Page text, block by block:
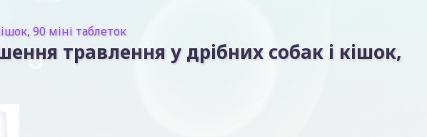
90 міні таблеток
травлення у дрібних собак і кішок,